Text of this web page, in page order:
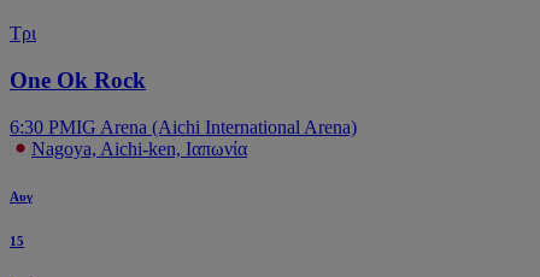
Τρι
One Ok Rock
6:30 PMIG Arena (Aichi International Arena)
Nagoya, Aichi-ken, Ιαπωνία
Αυγ
15